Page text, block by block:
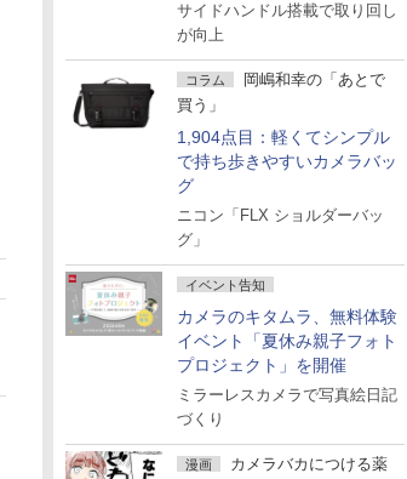
サイドハンドル搭載で取り回し
が向上
コラム
岡嶋和幸の「あとで
買う」
1,904点目：軽くてシンプル
で持ち歩きやすいカメラバッ
グ
ニコン「FLX ショルダーバッ
グ」
イベント告知
カメラのキタムラ、無料体験
イベント「夏休み親子フォト
プロジェクト」を開催
ミラーレスカメラで写真絵日記
づくり
漫画
カメラバカにつける薬